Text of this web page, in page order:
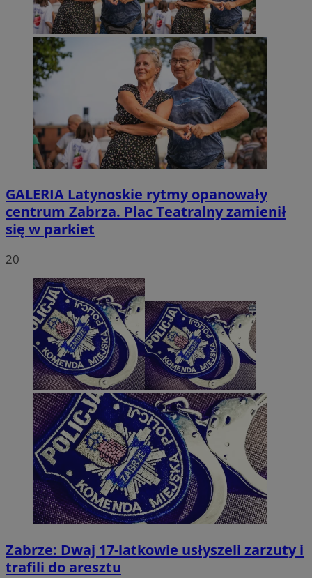
GALERIA Latynoskie rytmy opanowały
centrum Zabrza. Plac Teatralny zamienił
się w parkiet
20
Zabrze: Dwaj 17-latkowie usłyszeli zarzuty i
trafili do aresztu